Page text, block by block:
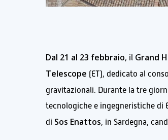
Dal 21 al 23 febbraio, il Grand
Telescope (ET), dedicato al
gravitazionali. Durante la tre
tecnologiche e ingegneristiche di
di Sos Enattos, in Sardegna,